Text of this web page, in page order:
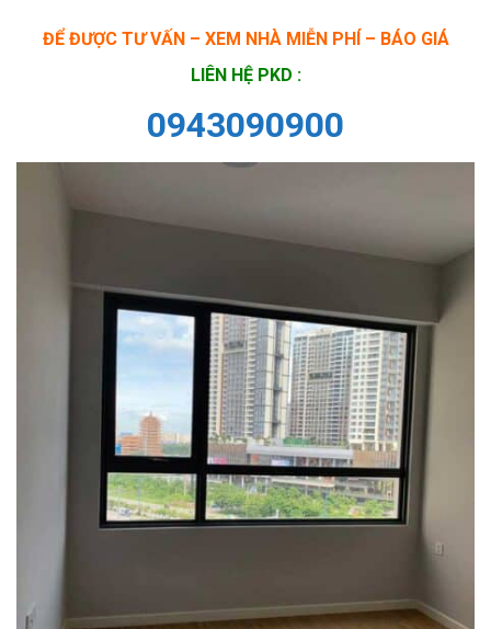
ĐỂ ĐƯỢC TƯ VẤN – XEM NHÀ MIỄN PHÍ – BÁO GIÁ
LIÊN HỆ PKD :
0943090900